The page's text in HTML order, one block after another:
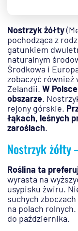
Nostrzyk żółty
pochodząca z
gatunkiem
naturalnym
Środkowa i
zobaczyć również
Zelandii. W
obszarze.
rejony górskie.
łąkach, leśnych
zaroślach.
Nostrzyk
Roślina ta
wyrasta na
usypisku żwiru.
suchych
na polach
do października.